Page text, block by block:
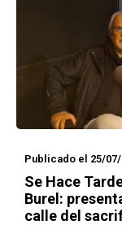
Publicado el 25/07/
Se Hace
Burel:
calle del